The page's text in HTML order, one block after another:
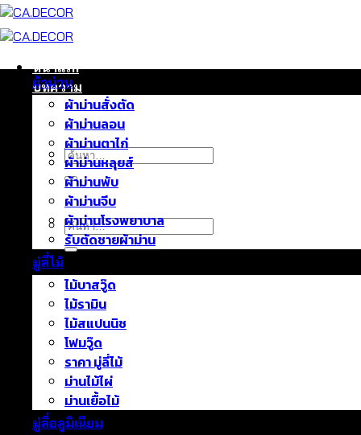
ข้าม
ยัง
หน้าแรก
บทความ
ติดต่อเรา
เกี่ยวกับเรา
ค้นหา:
ค้นหา:
ผ้าม่าน
ผ้าม่านสั่งตัด
ผ้าม่านลอน
ผ้าม่านตาไก่
ผ้าม่านหลุยส์
ผ้าม่านพับ
ผ้าม่านจีบ
ผ้าม่านโรงพยาบาล
รับตัดชายผ้าม่าน
มู่ลี่ไม้
ไม้บาสวู๊ด
ไม้รามิน
ไม้สแปนนิช
โฟมวู๊ด
ราคา มู่ลี่ไม้
ม่านไม้ไผ่
ม่านเยื้อไม้
มู่ลี่อลูมิเนียม